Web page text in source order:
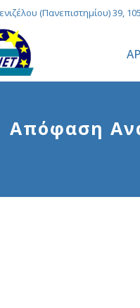
(Πανεπιστημίου) 39,
Απόφαση